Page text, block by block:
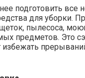
подготовить все
для уборки.
пылесоса,
предметов. Это